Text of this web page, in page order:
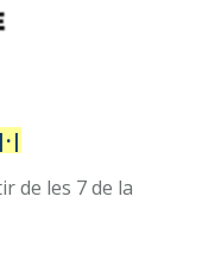
de les 7 de la